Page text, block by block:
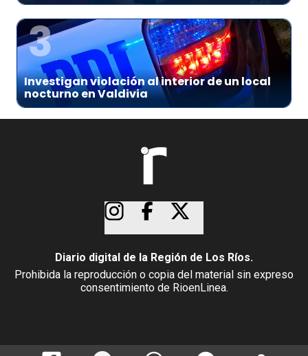
3
Investigan violación al interior de un local
nocturno en Valdivia
Diario digital de la Región de Los Ríos.
Prohibida la reproducción o copia del material sin expreso
consentimiento de RioenLinea.